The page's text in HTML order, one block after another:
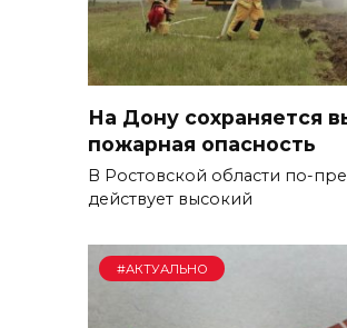
На Дону сохраняется
пожарная опасность
В Ростовской области по-
действует высокий
#АКТУАЛЬНО